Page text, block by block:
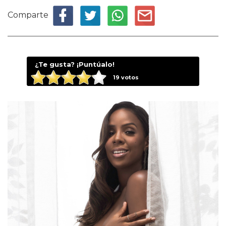
Comparte
¿Te gusta? ¡Puntúalo!
19 votos